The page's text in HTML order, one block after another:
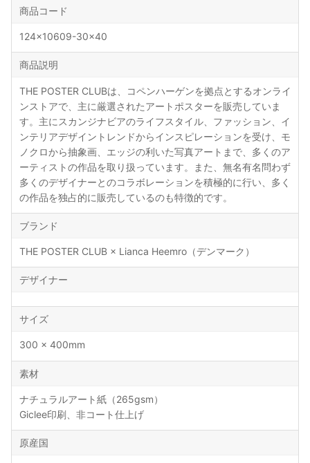
商品コード
124x10609-30x40
商品説明
THE POSTER CLUBは、コペンハーゲンを拠点とするオンライ
ンストアで、主に厳選されたアートポスターを販売していま
す。主にスカンジナビアのライフスタイル、ファッション、イ
ンテリアデザイントレンドからインスピレーションを受け、モ
ノクロから抽象画、エッジの利いた写真アートまで、多くのア
ーティストの作品を取り扱っています。また、無名有名問わず
多くのデザイナーとのコラボレーションを積極的に行い、多く
の作品を独占的に販売しているのも特徴的です。
ブランド
THE POSTER CLUB × Lianca Heemro（デンマーク）
デザイナー
サイズ
300 × 400mm
素材
ナチュラルアート紙（265gsm）
Giclee印刷、非コート仕上げ
原産国